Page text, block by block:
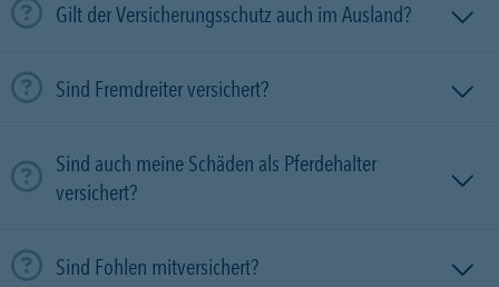
Gilt der Versicherungsschutz auch im Ausland?
Sind Fremdreiter versichert?
Sind auch meine Schäden als Pferdehalter
versichert?
Sind Fohlen mitversichert?